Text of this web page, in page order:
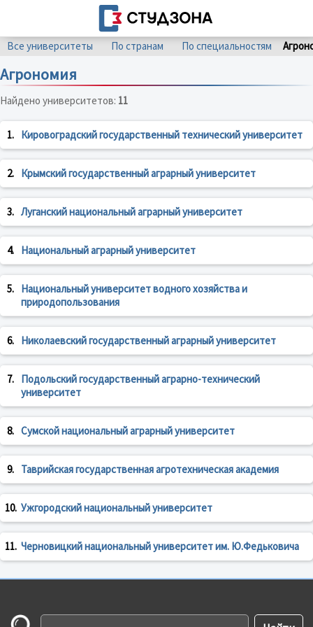
Все университеты По странам По специальностям
Агрономия
Найдено университетов: 11
1. Кировоградский государственный технический университет
2. Крымский государственный аграрный университет
3. Луганский национальный аграрный университет
4. Национальный аграрный университет
5.
Национальный университет водного хозяйства и
природопользования
6. Николаевский государственный аграрный университет
7.
Подольский государственный аграрно-технический
университет
8. Сумской национальный аграрный университет
9. Таврийская государственная агротехническая академия
10. Ужгородский национальный университет
11. Черновицкий национальный университет им. Ю.Федьковича